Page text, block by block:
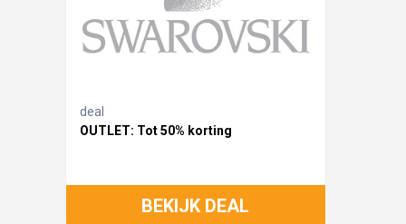
deal
OUTLET: Tot 50% korting
BEKIJK DEAL